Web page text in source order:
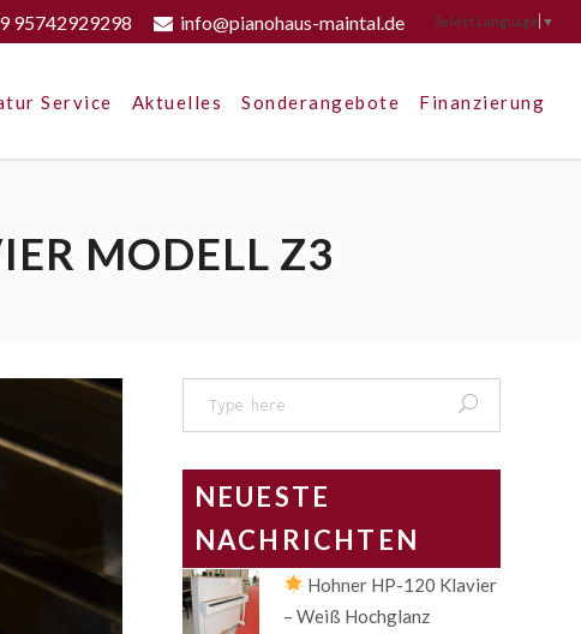
95742929298 info@pianohaus-maintal.de Select Language ▼
Service Aktuelles Sonderangebote Finanzierung
MODELL Z3
NEUESTE
NACHRICHTEN
Hohner HP-120 Klavier
– Weiß Hochglanz